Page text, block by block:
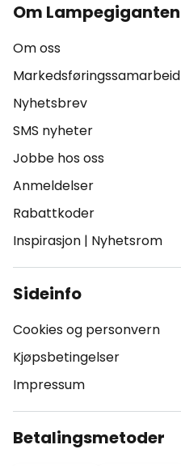
Om Lampegiganten
Om oss
Markedsføringssamarbeid
Nyhetsbrev
SMS nyheter
Jobbe hos oss
Anmeldelser
Rabattkoder
Inspirasjon | Nyhetsrom
Sideinfo
Cookies og personvern
Kjøpsbetingelser
Impressum
Betalingsmetoder